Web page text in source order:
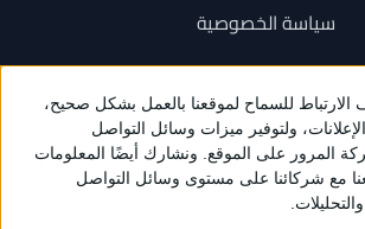
سياسة الخصوصية
اتصل بنا
+962 6 534 1777
+962 79 202 7000